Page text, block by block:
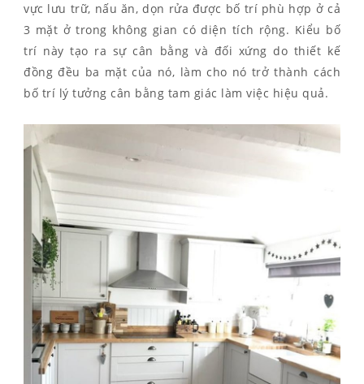
vực lưu trữ, nấu ăn, dọn rửa được bố trí phù hợp ở cả
3 mặt ở trong không gian có diện tích rộng. Kiểu bố
trí này tạo ra sự cân bằng và đối xứng do thiết kế
đồng đều ba mặt của nó, làm cho nó trở thành cách
bố trí lý tưởng cân bằng tam giác làm việc hiệu quả.